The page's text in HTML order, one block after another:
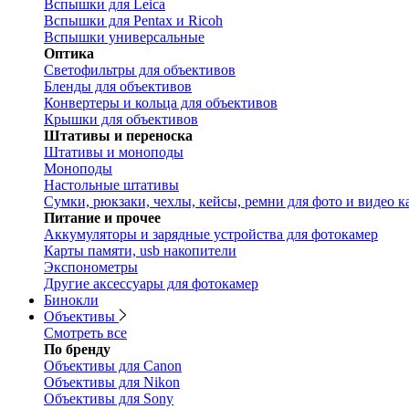
Вспышки для Leica
Вспышки для Pentax и Ricoh
Вспышки универсальные
Оптика
Светофильтры для объективов
Бленды для объективов
Конвертеры и кольца для объективов
Крышки для объективов
Штативы и переноска
Штативы и моноподы
Моноподы
Настольные штативы
Сумки, рюкзаки, чехлы, кейсы, ремни для фото и видео
Питание и прочее
Аккумуляторы и зарядные устройства для фотокамер
Карты памяти, usb накопители
Экспонометры
Другие аксессуары для фотокамер
Бинокли
Объективы
Смотреть все
По бренду
Объективы для Canon
Объективы для Nikon
Объективы для Sony